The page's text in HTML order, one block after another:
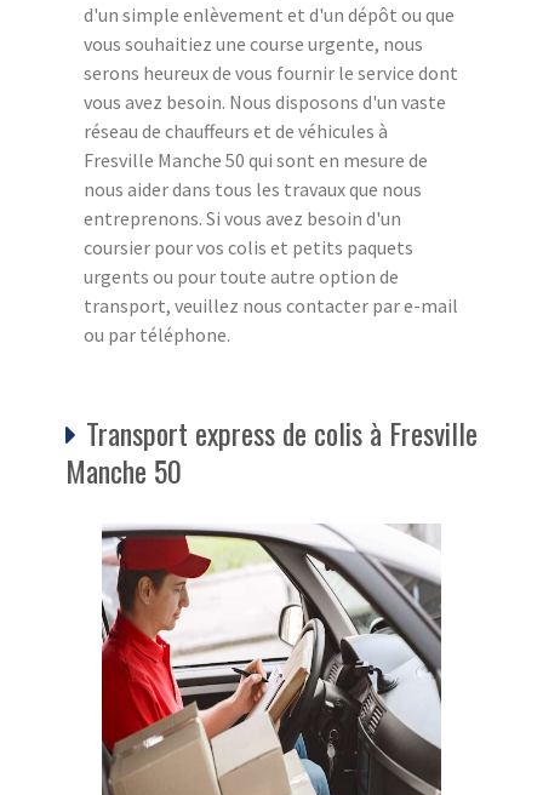
d'un simple enlèvement et d'un dépôt ou que
vous souhaitiez une course urgente, nous
serons heureux de vous fournir le service dont
vous avez besoin. Nous disposons d'un vaste
réseau de chauffeurs et de véhicules à
Fresville Manche 50 qui sont en mesure de
nous aider dans tous les travaux que nous
entreprenons. Si vous avez besoin d'un
coursier pour vos colis et petits paquets
urgents ou pour toute autre option de
transport, veuillez nous contacter par e-mail
ou par téléphone.
Transport express de colis à Fresville
Manche 50